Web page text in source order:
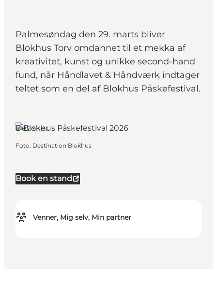
Palmesøndag den 29. marts bliver
Blokhus Torv omdannet til et mekka af
kreativitet, kunst og unikke second-hand
fund, når Håndlavet & Håndværk indtager
teltet som en del af Blokhus Påskefestival.
Book en stand
Venner, Mig selv, Min partner
Det sker
Foto: Destination Blokhus